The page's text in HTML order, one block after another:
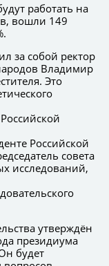
работать на
вошли 149
за собой ректор
Владимир
Это
Российской
совета
исследований,
утверждён
президиума
будет